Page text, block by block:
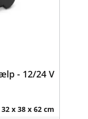
- 12/24 V
32 x 38 x 62 cm